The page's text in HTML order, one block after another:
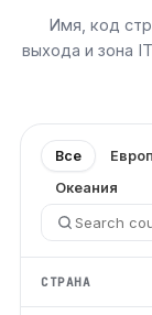
Имя, код
выхода и зона
Все
Океания
СТРАНА